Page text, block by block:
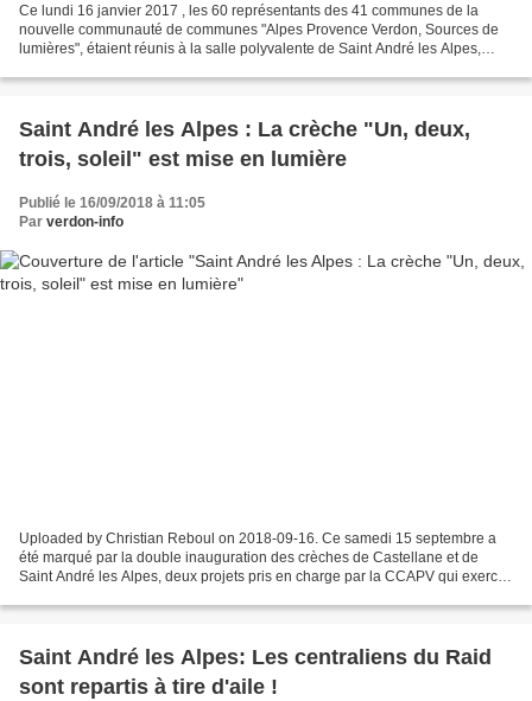
Ce lundi 16 janvier 2017 , les 60 représentants des 41 communes de la
nouvelle communauté de communes "Alpes Provence Verdon, Sources de
lumières", étaient réunis à la salle polyvalente de Saint André les Alpes,
Saint André les Alpes : La crèche "Un, deux,
trois, soleil" est mise en lumière
Publié le 16/09/2018 à 11:05
Par verdon-info
Uploaded by Christian Reboul on 2018-09-16. Ce samedi 15 septembre a
été marqué par la double inauguration des crèches de Castellane et de
Saint André les Alpes, deux projets pris en charge par la CCAPV qui exerce
Saint André les Alpes: Les centraliens du Raid
sont repartis à tire d'aile !